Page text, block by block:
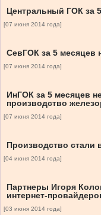
Центральный ГОК за
[07 июня 2014 года]
СевГОК за 5 месяцев
[07 июня 2014 года]
ИнГОК за 5 месяцев
производство
[07 июня 2014 года]
Производство стали
[04 июня 2014 года]
Партнеры Игоря
интернет-
[03 июня 2014 года]